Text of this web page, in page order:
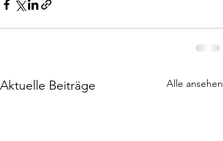
Aktuelle Beiträge Alle ansehen